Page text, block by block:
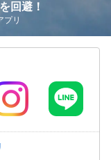
回避！
リ